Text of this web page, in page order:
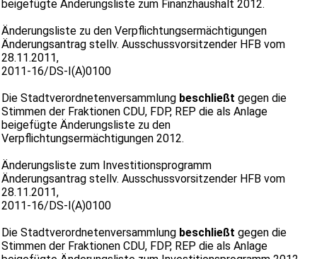
beigefügte Änderungsliste zum Finanzhaushalt 2012.
Änderungsliste zu den Verpflichtungsermächtigungen
Änderungsantrag stellv. Ausschussvorsitzender HFB vom
28.11.2011,
2011-16/DS-I(A)0100
Die Stadtverordnetenversammlung beschließt gegen die
Stimmen der Fraktionen CDU, FDP, REP die als Anlage
beigefügte Änderungsliste zu den
Verpflichtungsermächtigungen 2012.
Änderungsliste zum Investitionsprogramm
Änderungsantrag stellv. Ausschussvorsitzender HFB vom
28.11.2011,
2011-16/DS-I(A)0100
Die Stadtverordnetenversammlung beschließt gegen die
Stimmen der Fraktionen CDU, FDP, REP die als Anlage